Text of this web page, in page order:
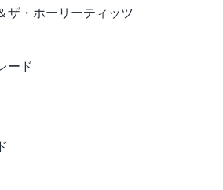
ザ・ホーリーティッツ
ード